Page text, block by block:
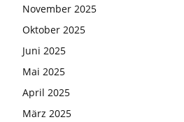
November 2025
Oktober 2025
Juni 2025
Mai 2025
April 2025
März 2025